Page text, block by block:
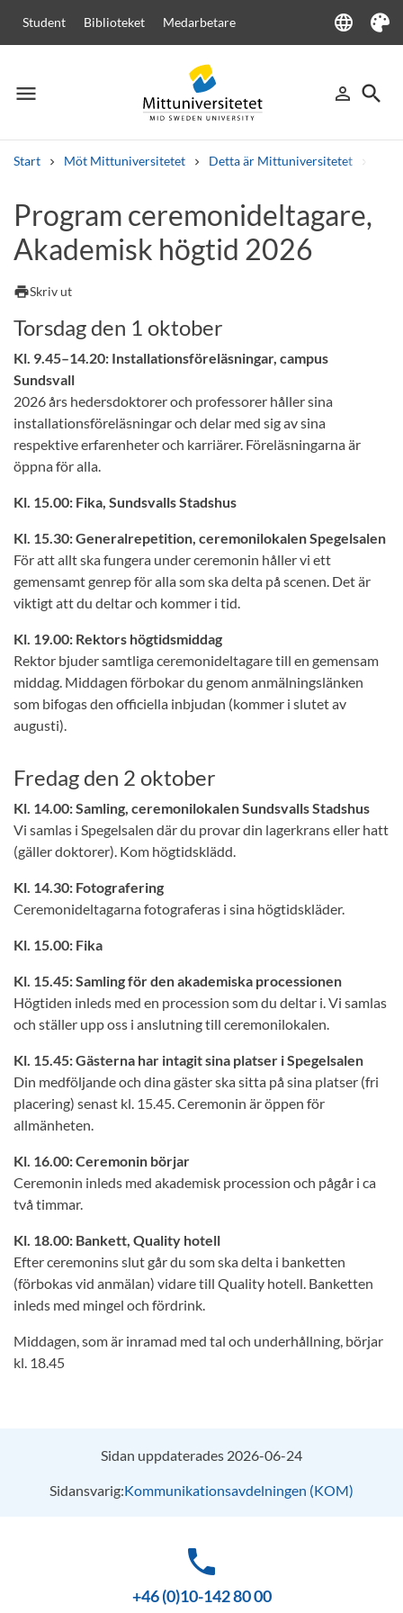
Student Biblioteket Medarbetare language
Language
Tema
menu
Meny person_outline
Logga in
search
Sök
Start Möt Mittuniversitetet Detta är Mittuniversitetet
Andra söktjänster
Kurser och program Kursplaner Välkomstbrev
Program ceremonideltagare,
Akademisk högtid 2026
printSkriv ut
Torsdag den 1 oktober
Kl. 9.45–14.20: Installationsföreläsningar, campus
Sundsvall
2026 års hedersdoktorer och professorer håller sina
installationsföreläsningar och delar med sig av sina
respektive erfarenheter och karriärer. Föreläsningarna är
öppna för alla.
Kl. 15.00: Fika, Sundsvalls Stadshus
Kl. 15.30: Generalrepetition, ceremonilokalen Spegelsalen
För att allt ska fungera under ceremonin håller vi ett
gemensamt genrep för alla som ska delta på scenen. Det är
viktigt att du deltar och kommer i tid.
Kl. 19.00: Rektors högtidsmiddag
Rektor bjuder samtliga ceremonideltagare till en gemensam
middag. Middagen förbokar du genom anmälningslänken
som bifogas den officiella inbjudan (kommer i slutet av
augusti).
Fredag den 2 oktober
Kl. 14.00: Samling, ceremonilokalen Sundsvalls Stadshus
Vi samlas i Spegelsalen där du provar din lagerkrans eller hatt
(gäller doktorer). Kom högtidsklädd.
Kl. 14.30: Fotografering
Ceremonideltagarna fotograferas i sina högtidskläder.
Kl. 15.00: Fika
Kl. 15.45: Samling för den akademiska processionen
Högtiden inleds med en procession som du deltar i. Vi samlas
och ställer upp oss i anslutning till ceremonilokalen.
Kl. 15.45: Gästerna har intagit sina platser i Spegelsalen
Din medföljande och dina gäster ska sitta på sina platser (fri
placering) senast kl. 15.45. Ceremonin är öppen för
allmänheten.
Kl. 16.00: Ceremonin börjar
Ceremonin inleds med akademisk procession och pågår i ca
två timmar.
Kl. 18.00: Bankett, Quality hotell
Efter ceremonins slut går du som ska delta i banketten
(förbokas vid anmälan) vidare till Quality hotell. Banketten
inleds med mingel och fördrink.
Middagen, som är inramad med tal och underhållning, börjar
kl. 18.45
Sidan uppdaterades 2026-06-24
Sidansvarig:Kommunikationsavdelningen (KOM)
phone
+46 (0)10-142 80 00